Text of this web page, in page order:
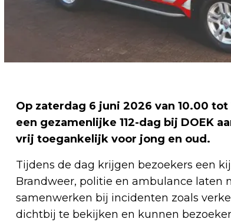
Op zaterdag 6 juni 2026 van 10.00
een gezamenlijke 112-dag bij DOEK
vrij toegankelijk voor jong en oud.
Tijdens de dag krijgen bezoekers een
Brandweer, politie en ambulance laten
samenwerken bij incidenten zoals
dichtbij te bekijken en kunnen